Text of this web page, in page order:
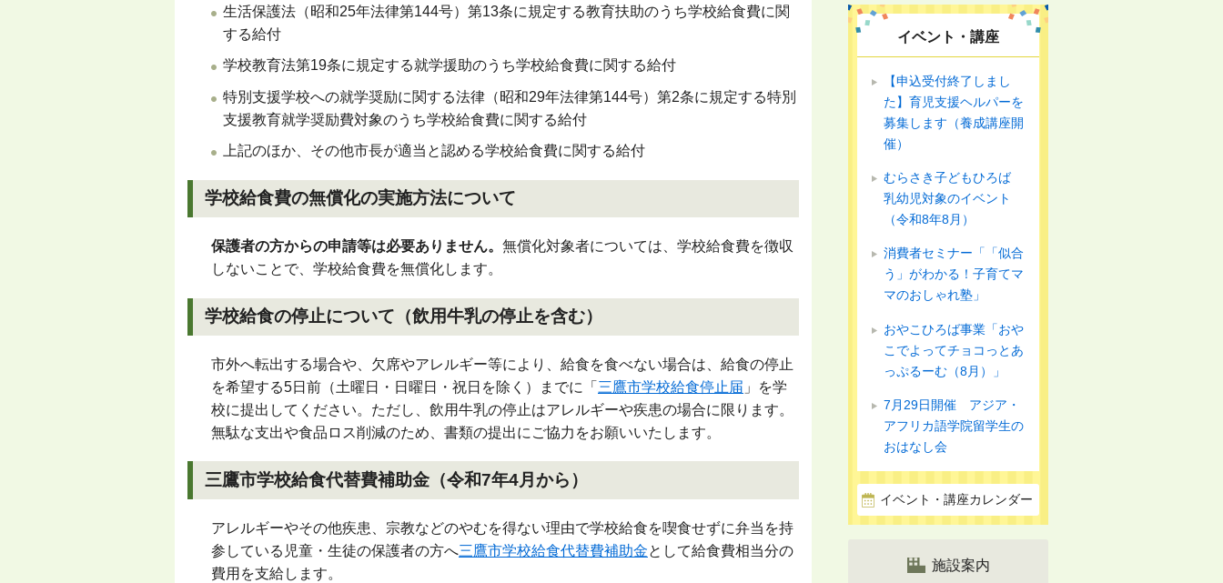
生活保護法（昭和25年法律第144号）第13条に規定する教育扶助のうち学校給食費に関
する給付
学校教育法第19条に規定する就学援助のうち学校給食費に関する給付
特別支援学校への就学奨励に関する法律（昭和29年法律第144号）第2条に規定する特別
支援教育就学奨励費対象のうち学校給食費に関する給付
上記のほか、その他市長が適当と認める学校給食費に関する給付
学校給食費の無償化の実施方法について
保護者の方からの申請等は必要ありません。 無償化対象者については、学校給食費を徴収
しないことで、学校給食費を無償化します。
学校給食の停止について（飲用牛乳の停止を含む）
市外へ転出する場合や、欠席やアレルギー等により、給食を食べない場合は、給食の停止
を希望する5日前（土曜日・日曜日・祝日を除く）までに「 三鷹市学校給食停止届 」を学
校に提出してください。ただし、飲用牛乳の停止はアレルギーや疾患の場合に限ります。
無駄な支出や食品ロス削減のため、書類の提出にご協力をお願いいたします。
三鷹市学校給食代替費補助金（令和7年4月から）
アレルギーやその他疾患、宗教などのやむを得ない理由で学校給食を喫食せずに弁当を持
参している児童・生徒の保護者の方へ三鷹市学校給食代替費補助金として給食費相当分の
費用を支給します。
イベント・講座
【申込受付終了しまし
た】育児支援ヘルパーを
募集します（養成講座開
催）
むらさき子どもひろば
乳幼児対象のイベント
（令和8年8月）
消費者セミナー「「似合
う」がわかる！子育てマ
マのおしゃれ塾」
おやこひろば事業「おや
こでよってチョコっとあ
っぷるーむ（8月）」
7月29日開催 アジア・
アフリカ語学院留学生の
おはなし会
イベント・講座カレンダー
施設案内